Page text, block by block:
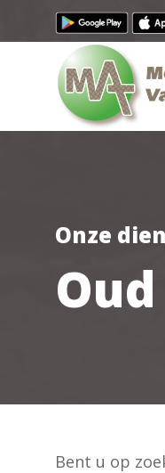
Onze
Bent u op